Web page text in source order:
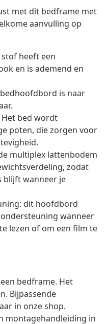
met dit bedframe met
aanvulling op
heeft een
en is ademend en
is naar
bed wordt
poten, die zorgen voor
multiplex lattenbodem
zodat
blijft wanneer je
dit hoofdbord
wanneer
lezen of om een film te
bedframe. Het
Bijpassende
in onze shop.
montagehandleiding in